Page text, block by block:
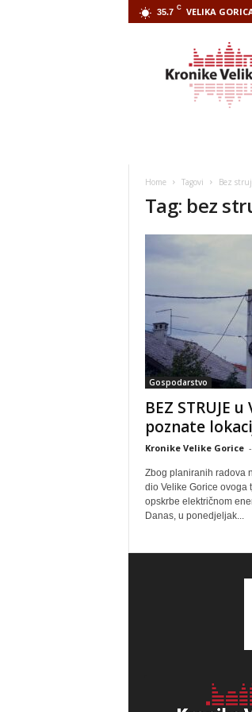
35.7 C VELIKA
Home Tagovi Bez
Tag: bez
Gospodarstvo
BEZ STRUJE
poznate
Kronike Velike Gorice -
Zbog planiranih radova
dio Velike Gorice ovoga
opskrbe električnom
Danas, u ponedjeljak...